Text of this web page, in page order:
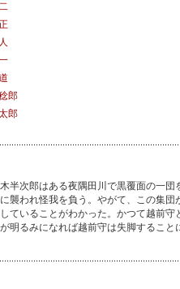
郎
郎
半次郎はある夜隅田川で黒覆面の一
襲われ怪我を負う。やがて、この集
ていることがわかった。かつて越前
明るみになれば越前守は失脚するこ